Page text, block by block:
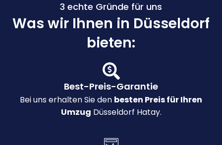
3 echte Gründe für uns
Was wir Ihnen in Düsseldorf
bieten:
Best-Preis-Garantie
Bei uns erhalten Sie den besten Preis für Ihren
Umzug Düsseldorf Hatay.